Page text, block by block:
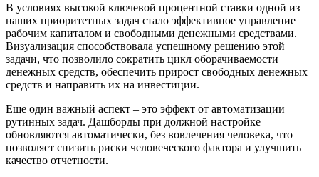
В условиях высокой ключевой процентной ставки одной из
наших приоритетных задач стало эффективное управление
рабочим капиталом и свободными денежными средствами.
Визуализация способствовала успешному решению этой
задачи, что позволило сократить цикл оборачиваемости
денежных средств, обеспечить прирост свободных денежных
средств и направить их на инвестиции.
Еще один важный аспект – это эффект от автоматизации
рутинных задач. Дашборды при должной настройке
обновляются автоматически, без вовлечения человека, что
позволяет снизить риски человеческого фактора и улучшить
качество отчетности.